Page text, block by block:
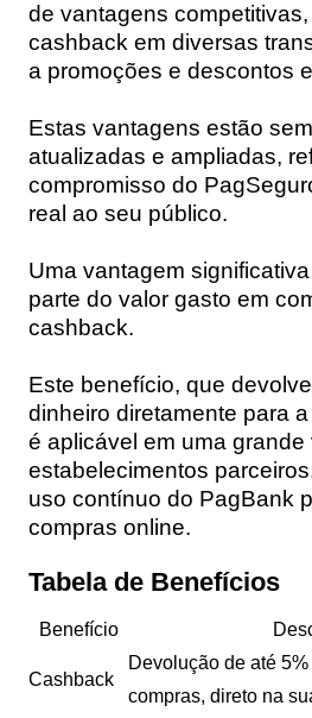
de vantagens
cashback em diversas
a promoções e descontos
Estas vantagens estão
atualizadas e ampliadas,
compromisso do
real ao seu público.
Uma vantagem
parte do valor gasto em
cashback.
Este benefício, que
dinheiro diretamente para
é aplicável em uma grande
estabelecimentos
uso contínuo do PagBank
compras online.
Tabela de Benefícios
Benefício
Cashback
Devolução de até
compras, direto na